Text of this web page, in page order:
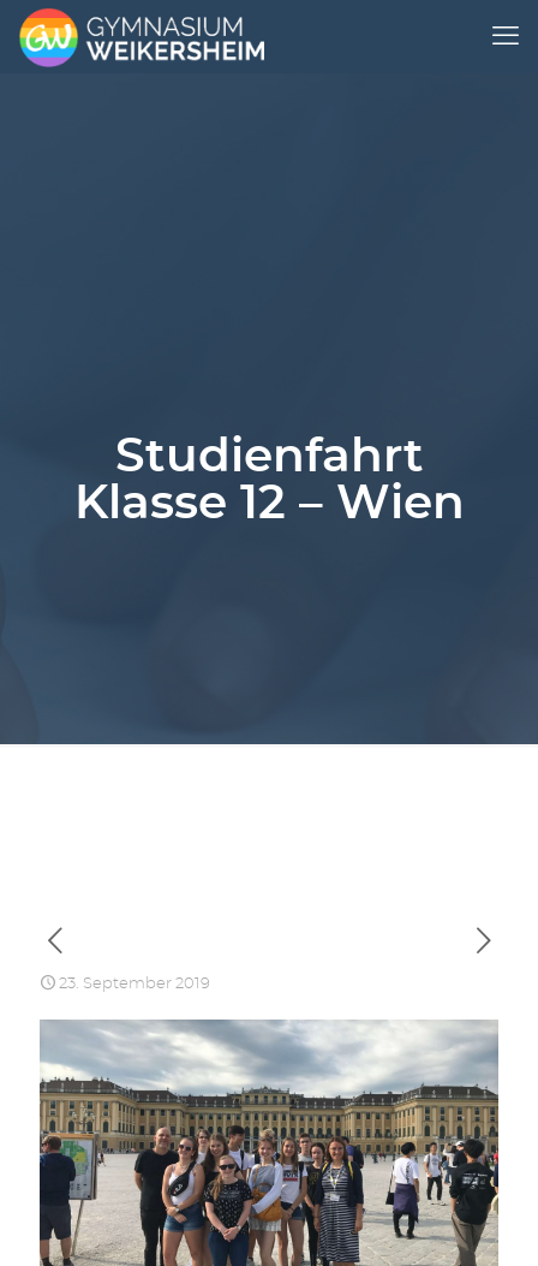
Studienfahrt
Klasse 12 – Wien
23. September 2019